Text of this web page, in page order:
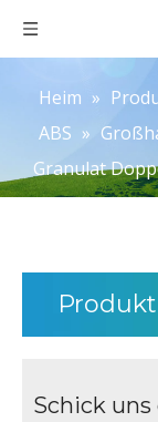
Heim »
ABS »
Granulat
Schick